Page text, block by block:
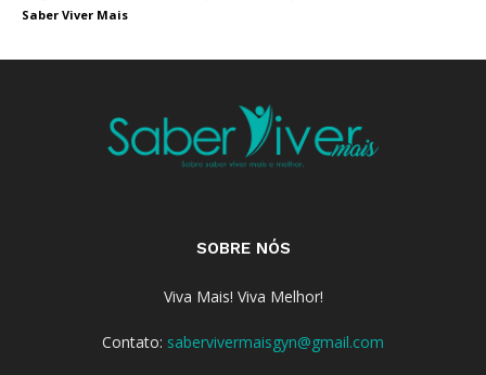
Saber Viver Mais
SOBRE NÓS
Viva Mais! Viva Melhor!
Contato: sabervivermaisgyn@gmail.com